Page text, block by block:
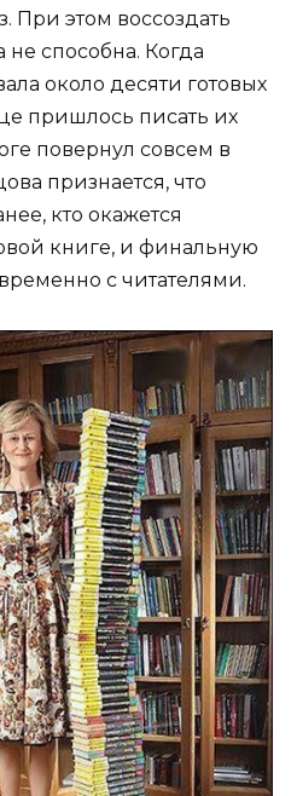
При этом воссоздать
не способна. Когда
около десяти готовых
пришлось писать их
повернул совсем в
признается, что
кто окажется
книге, и финальную
с читателями.